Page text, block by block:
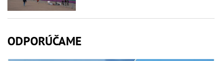
ODPORÚČAME